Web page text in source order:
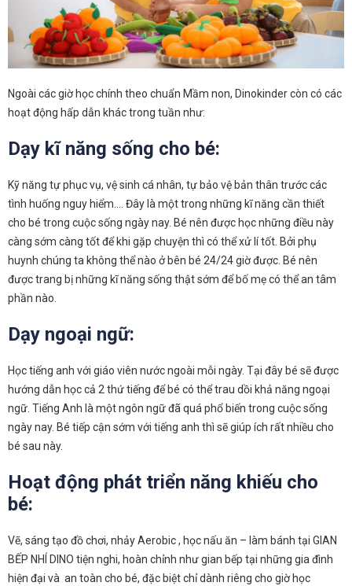
Ngoài các giờ học chính theo chuẩn Mầm non, Dinokinder còn có các
hoạt động hấp dẫn khác trong tuần như:
Dạy kĩ năng sống cho bé:
Kỹ năng tự phục vụ, vệ sinh cá nhân, tự bảo vệ bản thân trước các
tình huống nguy hiểm…. Đây là một trong những kĩ năng cần thiết
cho bé trong cuộc sống ngày nay. Bé nên được học những điều này
càng sớm càng tốt để khi gặp chuyện thì có thể xử lí tốt. Bởi phụ
huynh chúng ta không thể nào ở bên bé 24/24 giờ được. Bé nên
được trang bị những kĩ năng sống thật sớm để bố mẹ có thể an tâm
phần nào.
Dạy ngoại ngữ:
Học tiếng anh với giáo viên nước ngoài mỗi ngày. Tại đây bé sẽ được
hướng dẫn học cả 2 thứ tiếng để bé có thể trau dồi khả năng ngoại
ngữ. Tiếng Anh là một ngôn ngữ đã quá phổ biến trong cuộc sống
ngày nay. Bé tiếp cận sớm với tiếng anh thì sẽ giúp ích rất nhiều cho
bé sau này.
Hoạt động phát triển năng khiếu cho
bé:
Vẽ, sáng tạo đồ chơi, nhảy Aerobic , học nấu ăn – làm bánh tại GIAN
BẾP NHÍ DINO tiện nghi, hoàn chỉnh như gian bếp tại những gia đình
hiện đại và an toàn cho bé, đặc biệt chỉ dành riêng cho giờ học